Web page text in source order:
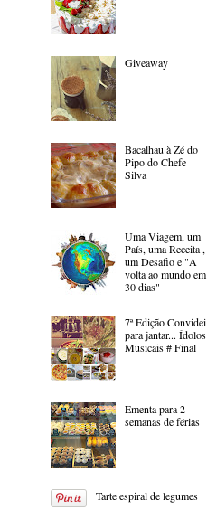
Giveaway
Bacalhau à Zé do
Pipo do Chefe
Silva
Uma Viagem, um
País, uma Receita ,
um Desafio e "A
volta ao mundo em
30 dias"
7ª Edição Convidei
para jantar... Ídolos
Musicais # Final
Ementa para 2
semanas de férias
Tarte espiral de legumes